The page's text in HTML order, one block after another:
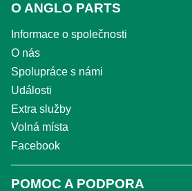
O ANGLO PARTS
Informace o společnosti
O nás
Spolupráce s námi
Události
Extra služby
Volná místa
Facebook
POMOC A PODPORA